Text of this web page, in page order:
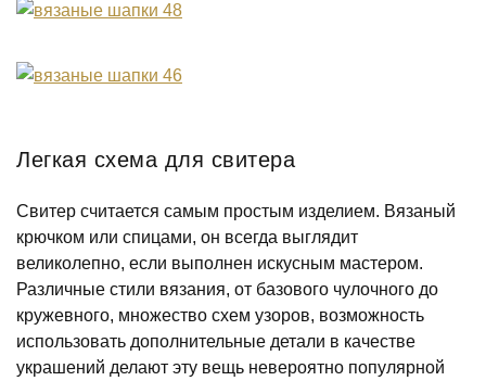
Легкая схема для свитера
Свитер считается самым простым изделием. Вязаный
крючком или спицами, он всегда выглядит
великолепно, если выполнен искусным мастером.
Различные стили вязания, от базового чулочного до
кружевного, множество схем узоров, возможность
использовать дополнительные детали в качестве
украшений делают эту вещь невероятно популярной